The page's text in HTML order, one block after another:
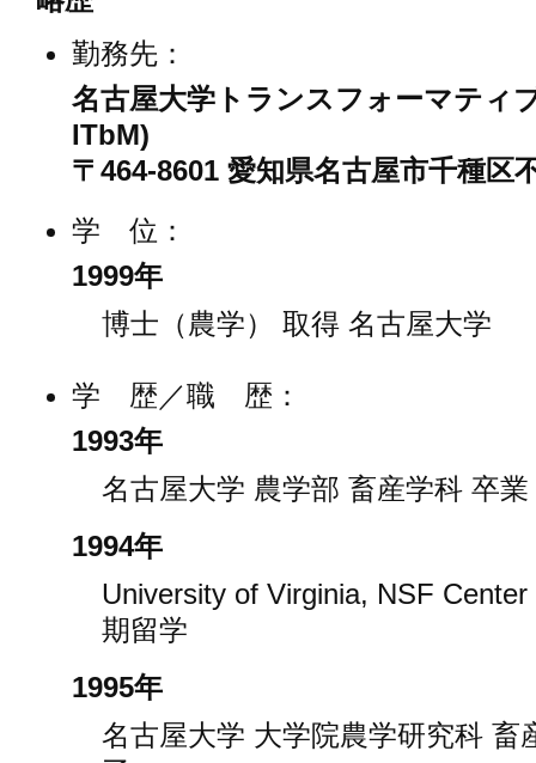
勤務先：
名古屋大学トランスフォーマティ
ITbM)
〒464-8601 愛知県名古屋市千種区
学 位：
1999年
博士（農学） 取得 名古屋大学
学 歴／職 歴：
1993年
名古屋大学 農学部 畜産学科 卒業
1994年
University of Virginia, NSF
期留学
1995年
名古屋大学 大学院農学研究科 畜